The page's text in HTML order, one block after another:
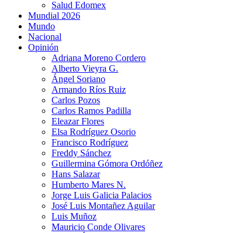
Salud Edomex
Mundial 2026
Mundo
Nacional
Opinión
Adriana Moreno Cordero
Alberto Vieyra G.
Ángel Soriano
Armando Ríos Ruiz
Carlos Pozos
Carlos Ramos Padilla
Eleazar Flores
Elsa Rodríguez Osorio
Francisco Rodríguez
Freddy Sánchez
Guillermina Gómora Ordóñez
Hans Salazar
Humberto Mares N.
Jorge Luis Galicia Palacios
José Luis Montañez Aguilar
Luis Muñoz
Mauricio Conde Olivares